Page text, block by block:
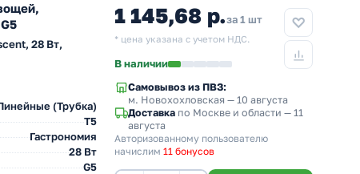
28 Вт,
(Трубка)
T5
Гастрономия
28 Вт
G5
1 145,68 р.за 1 шт
* цена указана с учетом НДС.
В наличии
Самовывоз из ПВЗ:
м. Новохохловская — 10 августа
Доставка по Москве и области — 11
августа
Авторизованному пользователю
начислим 11 бонусов